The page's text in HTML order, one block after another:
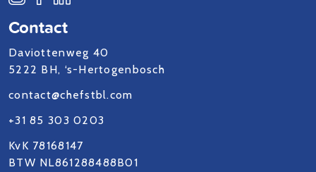
Contact
Daviottenweg 40
5222 BH, ‘s-Hertogenbosch
contact@chefstbl.com
+31 85 303 0203
KvK 78168147
BTW NL861288488B01